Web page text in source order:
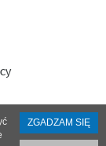
ZGADZAM SIĘ